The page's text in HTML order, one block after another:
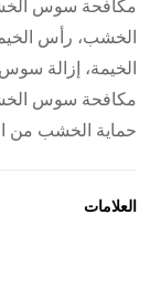
مكافحة سوس
الخشب، رأس
الخيمة، إزالة
مكافحة سوس
حماية الخشب من
العلامات